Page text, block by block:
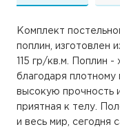
Комплект
поплин, изготовлен
115 гр/кв.м. Поплин
благодаря
высокую прочность
приятная к телу.
и весь мир, сегодня